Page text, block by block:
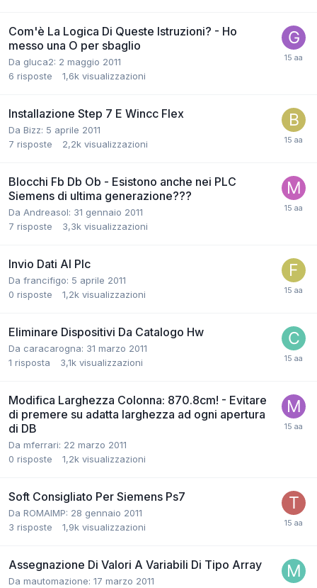
Com'è La Logica Di Queste Istruzioni? - Ho
messo una O per sbaglio
Da gluca2: 2 maggio 2011
6 risposte 1,6k visualizzazioni
Installazione Step 7 E Wincc Flex
Da Bizz: 5 aprile 2011
7 risposte 2,2k visualizzazioni
Blocchi Fb Db Ob - Esistono anche nei PLC
Siemens di ultima generazione???
Da Andreasol: 31 gennaio 2011
7 risposte 3,3k visualizzazioni
Invio Dati Al Plc
Da francifigo: 5 aprile 2011
0 risposte 1,2k visualizzazioni
Eliminare Dispositivi Da Catalogo Hw
Da caracarogna: 31 marzo 2011
1 risposta 3,1k visualizzazioni
Modifica Larghezza Colonna: 870.8cm! - Evitare
di premere su adatta larghezza ad ogni apertura
di DB
Da mferrari: 22 marzo 2011
0 risposte 1,2k visualizzazioni
Soft Consigliato Per Siemens Ps7
Da ROMAIMP: 28 gennaio 2011
3 risposte 1,9k visualizzazioni
Assegnazione Di Valori A Variabili Di Tipo Array
Da mautomazione: 17 marzo 2011